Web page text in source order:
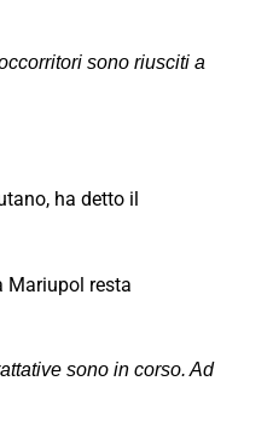
sono riusciti a
ha detto il
Mariupol resta
sono in corso. Ad